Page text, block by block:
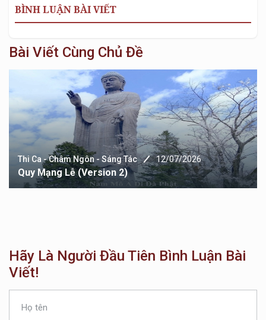
BÌNH LUẬN BÀI VIẾT
Bài Viết Cùng Chủ Đề
Thi Ca - Châm Ngôn - Sáng Tác 12/07/2026
Quy Mạng Lễ (version 2)
Hãy Là Người Đầu Tiên Bình Luận Bài
Viết!